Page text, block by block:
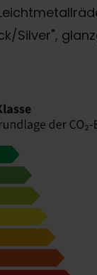
Silver",